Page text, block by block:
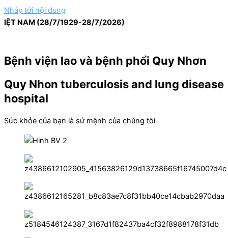
Nhảy tới nội dung
NAM (28/7/1929-28/7/2026)
Bệnh viện lao và bệnh phổi Quy Nhơn
Quy Nhon tuberculosis and lung disease
hospital
Sức khỏe của bạn là sứ mệnh của chúng tôi